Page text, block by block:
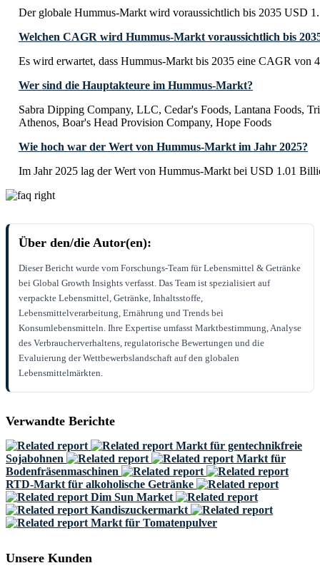
Der globale Hummus-Markt wird voraussichtlich bis 2035 USD
Welchen CAGR wird Hummus-Markt voraussichtlich bis
Es wird erwartet, dass Hummus-Markt bis 2035 eine CAGR von
Wer sind die Hauptakteure im Hummus-Markt?
Sabra Dipping Company, LLC, Cedar's Foods, Lantana Foods,
Athenos, Boar's Head Provision Company, Hope Foods
Wie hoch war der Wert von Hummus-Markt im Jahr 2025?
Im Jahr 2025 lag der Wert von Hummus-Markt bei USD 1.01
Über den/die Autor(en):
Dieser Bericht wurde vom Forschungs-Team für Lebensmittel & Getränke
bei Global Growth Insights verfasst. Das Team ist spezialisiert auf
verpackte Lebensmittel, Getränke, Inhaltsstoffe,
Lebensmittelverarbeitung, Ernährung und Trends bei
Konsumlebensmitteln. Ihre Expertise umfasst Marktbestimmung, Analyse
des Verbraucherverhaltens, regulatorische Bewertungen und die
Evaluierung der Wettbewerbslandschaft auf den globalen
Lebensmittelmärkten.
Verwandte Berichte
Markt für gentechnikfreie
Sojabohnen
Markt für
Bodenfräsenmaschinen
RTD-Markt für alkoholische Getränke
Dim Sun Market
Kandiszuckermarkt
Markt für Tomatenpulver
Unsere Kunden